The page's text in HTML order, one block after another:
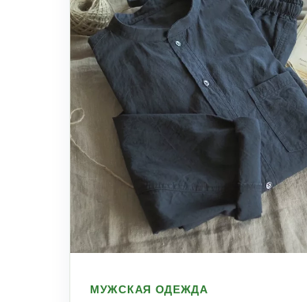
МУЖСКАЯ ОДЕЖДА